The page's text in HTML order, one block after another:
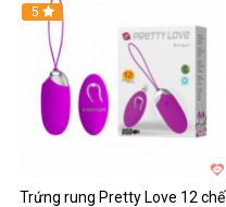
5
Trứng rung Pretty Love 12 chế